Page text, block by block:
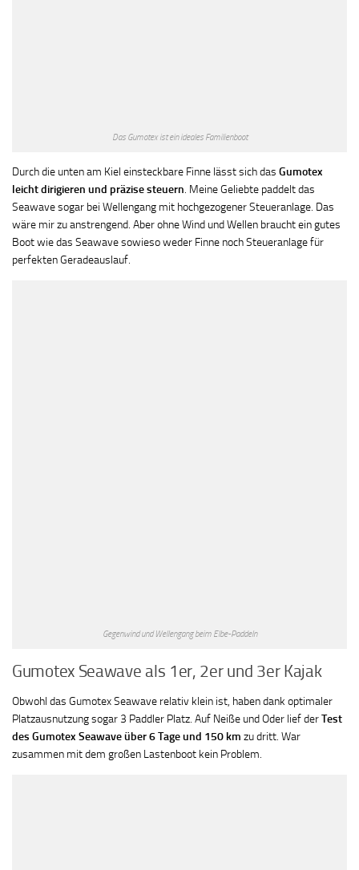
Das Gumotex ist ein ideales Familienboot
Durch die unten am Kiel einsteckbare Finne lässt sich das Gumotex
leicht dirigieren und präzise steuern. Meine Geliebte paddelt das
Seawave sogar bei Wellengang mit hochgezogener Steueranlage. Das
wäre mir zu anstrengend. Aber ohne Wind und Wellen braucht ein gutes
Boot wie das Seawave sowieso weder Finne noch Steueranlage für
perfekten Geradeauslauf.
Gegenwind und Wellengang beim Elbe-Paddeln
Gumotex Seawave als 1er, 2er und 3er Kajak
Obwohl das Gumotex Seawave relativ klein ist, haben dank optimaler
Platzausnutzung sogar 3 Paddler Platz. Auf Neiße und Oder lief derTest
des Gumotex Seawave über 6 Tage und 150 km zu dritt. War
zusammen mit dem großen Lastenboot kein Problem.